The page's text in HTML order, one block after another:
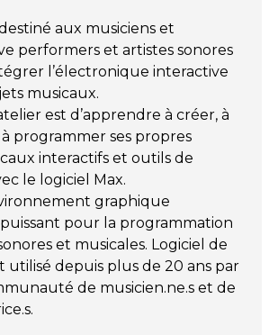
aux musiciens et
performers et artistes sonores
l’électronique interactive
musicaux.
est d’apprendre à créer, à
programmer ses propres
interactifs et outils de
le logiciel Max.
graphique
pour la programmation
et musicales. Logiciel de
utilisé depuis plus de 20 ans par
de musicien.ne.s et de